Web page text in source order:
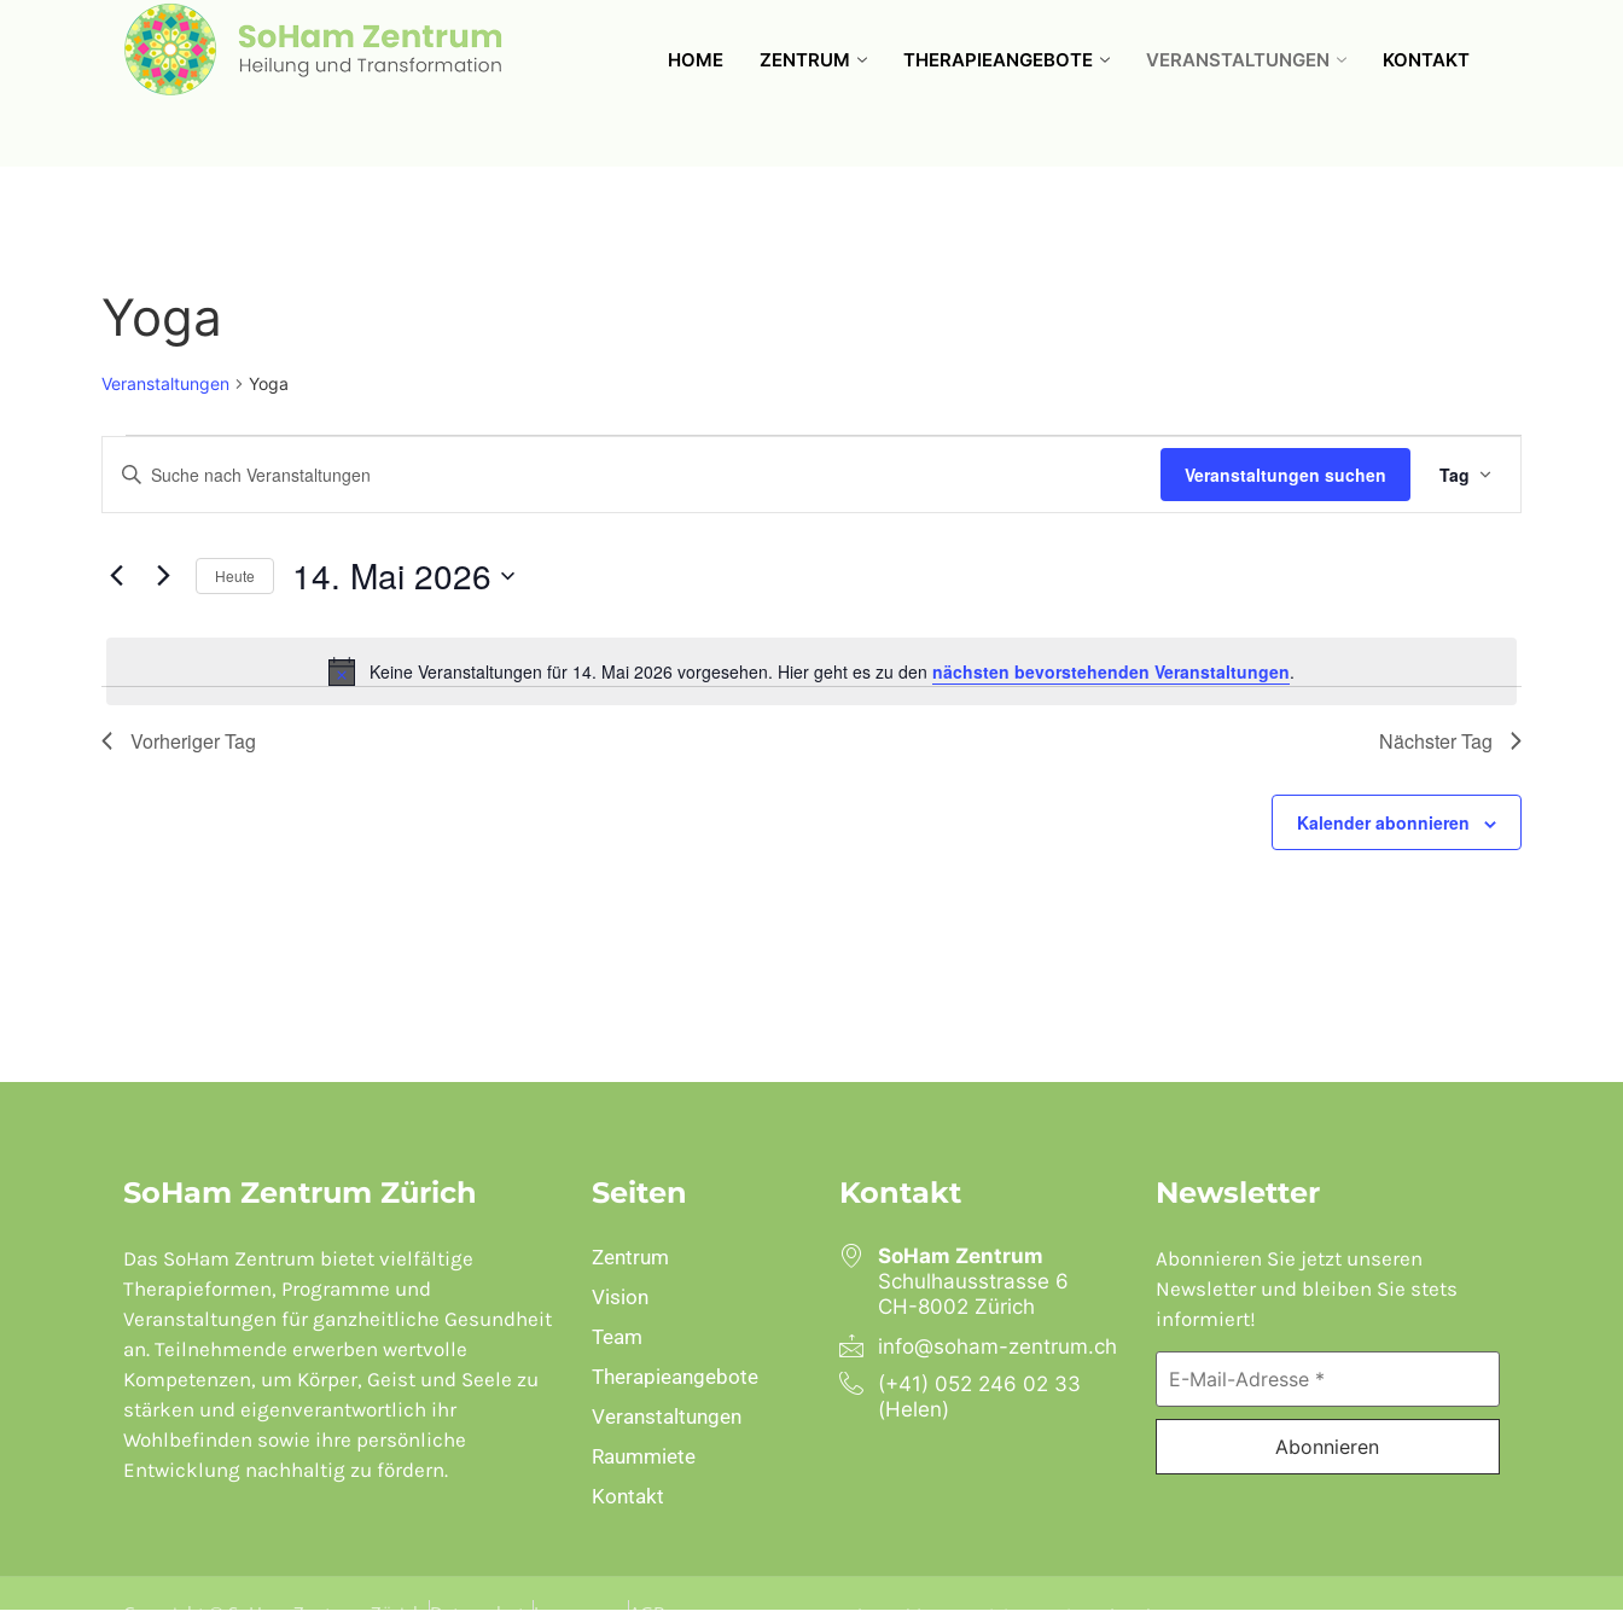
HOME ZENTRUM THERAPIEANGEBOTE VERANSTALTUNGEN KONTAKT
Yoga
Veranstaltungen Yoga
Hinweis
Keine Veranstaltungen für 14. Mai 2026 vorgesehen. Hier geht es zu den nächsten bevorstehenden Veranstaltungen.
Veranstaltungen
Such-
Ansichtennavigation
Geben
Sie
Schlüsselwort.
Veranstaltungen
Schlüsselwort.
Veranstaltungen suchen Tag
Heute 14. Mai 2026
Vorheriger Tag Nächster Tag
Kalender abonnieren
SoHam Zentrum Zürich
Das SoHam Zentrum bietet vielfältige
Therapieformen, Programme und
Veranstaltungen für ganzheitliche Gesundheit
an. Teilnehmende erwerben wertvolle
Kompetenzen, um Körper, Geist und Seele zu
stärken und eigenverantwortlich ihr
Wohlbefinden sowie ihre persönliche
Entwicklung nachhaltig zu fördern.
Seiten
Zentrum
Vision
Team
Therapieangebote
Veranstaltungen
Raummiete
Kontakt
Kontakt
SoHam Zentrum
Schulhausstrasse 6
CH-8002 Zürich
info@soham-zentrum.ch
(+41) 052 246 02 33
(Helen)
Newsletter
Abonnieren Sie jetzt unseren
Newsletter und bleiben Sie stets
informiert!
Copyright © SoHam Zentrum Zürich.DatenschutzImpressumAGBs Developed by neovision Switzerland